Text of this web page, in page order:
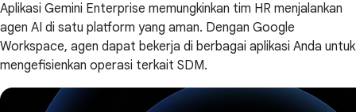
Aplikasi Gemini Enterprise memungkinkan tim HR menjalankan
agen AI di satu platform yang aman. Dengan Google
Workspace, agen dapat bekerja di berbagai aplikasi Anda untuk
mengefisienkan operasi terkait SDM.